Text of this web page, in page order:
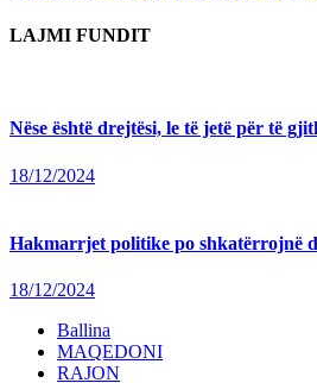
LAJMI FUNDIT
Nëse është drejtësi, le të jetë për të
18/12/2024
Hakmarrjet politike po shkatërrojnë
18/12/2024
Ballina
MAQEDONI
RAJON